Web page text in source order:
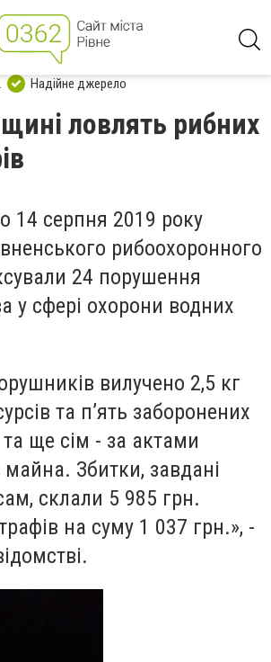
Надійне джерело
ловлять рибних
14 серпня 2019 року
рибоохоронного
24 порушення
у сфері охорони водних
вилучено 2,5 кг
та п’ять заборонених
ще сім - за актами
майна. Збитки, завдані
склали 5 985 грн.
на суму 1 037 грн.», -